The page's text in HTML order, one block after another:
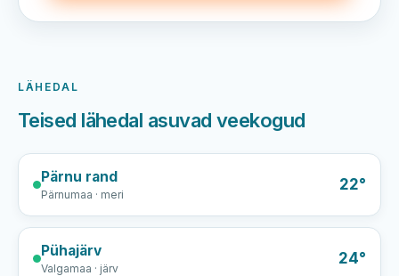
LÄHEDAL
Teised lähedal asuvad veekogud
Pärnu rand
Pärnumaa · meri
22°
Pühajärv
Valgamaa · järv
24°